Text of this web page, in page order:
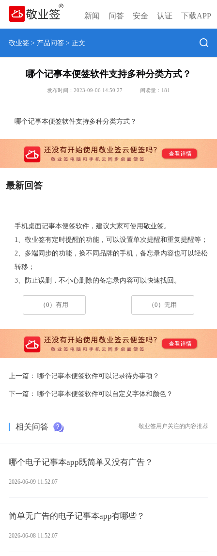
新闻 问答 安全 认证 下载APP
敬业签> 产品问答> 正文
哪个记事本便签软件支持多种分类方式？
发布时间：2023-09-06 14:50:27 阅读量： 181
哪个记事本便签软件支持多种分类方式？
最新回答
手机桌面记事本便签软件，建议大家可使用敬业签。
1、敬业签有定时提醒的功能，可以设置单次提醒和重复提醒等；
2、多端同步的功能，换不同品牌的手机，备忘录内容也可以轻松
转移；
3、防止误删，不小心删除的备忘录内容可以快速找回。
（0）有用 （0）无用
上一篇： 哪个记事本便签软件可以记录待办事项？
下一篇： 哪个记事本便签软件可以自定义字体和颜色？
相关问答 敬业签用户关注的内容推荐
哪个电子记事本app既简单又没有广告？
2026-06-09 11:52:07
简单无广告的电子记事本app有哪些？
2026-06-08 11:52:07